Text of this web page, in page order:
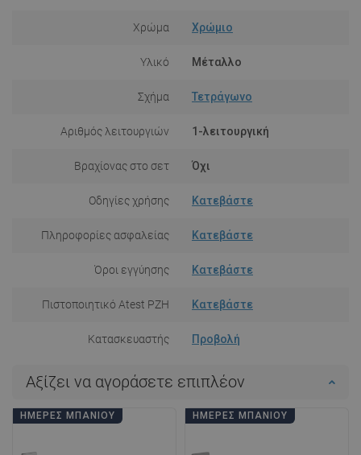
Χρώμα Χρώμιο
Υλικό Μέταλλο
Σχήμα Τετράγωνο
Αριθμός λειτουργιών 1-λειτουργική
Βραχίονας στο σετ Όχι
Οδηγίες χρήσης Κατεβάστε
Πληροφορίες ασφαλείας Κατεβάστε
Όροι εγγύησης Κατεβάστε
Πιστοποιητικό Atest PZH Κατεβάστε
Κατασκευαστής Προβολή
Αξίζει να αγοράσετε επιπλέον
ΗΜΈΡΕΣ ΜΠΆΝΙΟΥ ΗΜΈΡΕΣ ΜΠΆΝΙΟΥ